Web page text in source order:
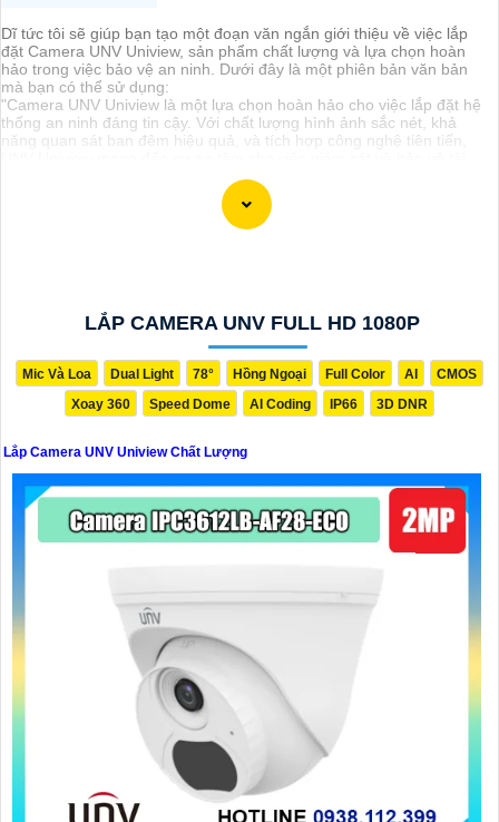
Dĩ tức tôi sẽ giúp bạn tạo một đoạn văn ngắn giới thiệu về việc lắp
đặt Camera UNV Uniview, sản phẩm chất lượng và lựa chọn hoàn
hảo trong việc bảo vệ an ninh. Dưới đây là một phiên bản văn bản
mà bạn có thể sử dụng:
"Camera UNV Uniview là một lựa chọn hoàn hảo cho việc lắp đặt hệ
thống an ninh đáng tin cậy. Với chất lượng hình ảnh sắc nét, khả
năng quan sát ban đêm hiệu quả, và tích hợp công nghệ tiên tiến,
sản. Hãy chọn UNV Uniview để có một giải pháp an ninh toàn diện và
đáng tin cậy cho ngôi nhà hoặc doanh nghiệp của bạn."
LẮP CAMERA UNV FULL HD 1080P
Mic Và Loa Dual Light 78° Hồng Ngoại Full Color AI
CMOS
Xoay 360
Speed Dome AI Coding IP66 3D DNR
Lắp Camera UNV Uniview Chất Lượng